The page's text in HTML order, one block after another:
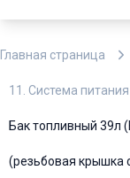
Главная страница
11. Система питания
Бак топливный
(резьбовая